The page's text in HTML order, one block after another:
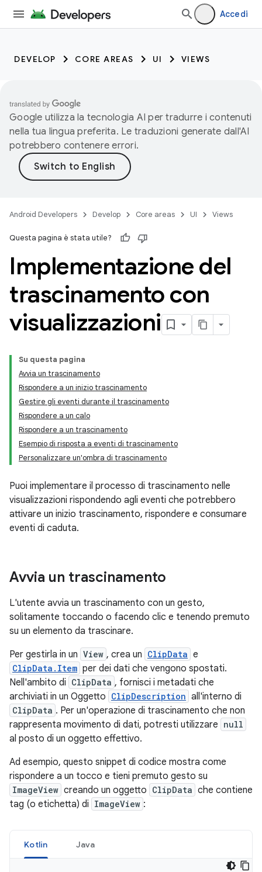
Accedi
DEVELOP CORE AREAS UI VIEWS
Google utilizza la tecnologia AI per tradurre i contenuti
nella tua lingua preferita. Le traduzioni generate dall'AI
potrebbero contenere errori.
Android Developers Develop Core areas UI Views
Questa pagina è stata utile?
Implementazione del
trascinamento con
visualizzazioni
Su questa pagina
Avvia un trascinamento
Rispondere a un inizio trascinamento
Gestire gli eventi durante il trascinamento
Rispondere a un calo
Rispondere a un trascinamento
Esempio di risposta a eventi di trascinamento
Personalizzare un'ombra di trascinamento
Puoi implementare il processo di trascinamento nelle
visualizzazioni rispondendo agli eventi che potrebbero
attivare un inizio trascinamento, rispondere e consumare
eventi di caduta.
Avvia un trascinamento
L'utente avvia un trascinamento con un gesto,
solitamente toccando o facendo clic e tenendo premuto
su un elemento da trascinare.
Per gestirla in un View , crea un ClipData e
ClipData.Item per dei dati che vengono spostati.
Nell'ambito di ClipData , fornisci i metadati che
archiviati in un Oggetto ClipDescription all'interno di
ClipData . Per un'operazione di trascinamento che non
rappresenta movimento di dati, potresti utilizzare null
al posto di un oggetto effettivo.
Ad esempio, questo snippet di codice mostra come
rispondere a un tocco e tieni premuto gesto su
ImageView creando un oggetto ClipData che contiene
tag (o etichetta) di ImageView :
Kotlin Java